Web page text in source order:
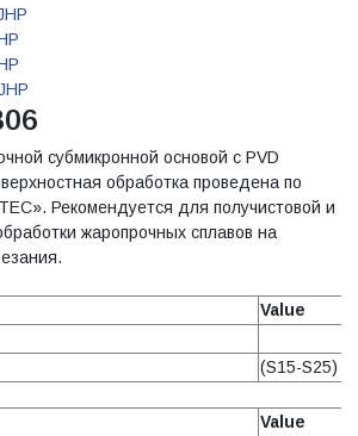
субмикронной основой с PVD
обработка проведена по
Рекомендуется для получистовой и
жаропрочных сплавов на
Value
(S15-S25)
Value